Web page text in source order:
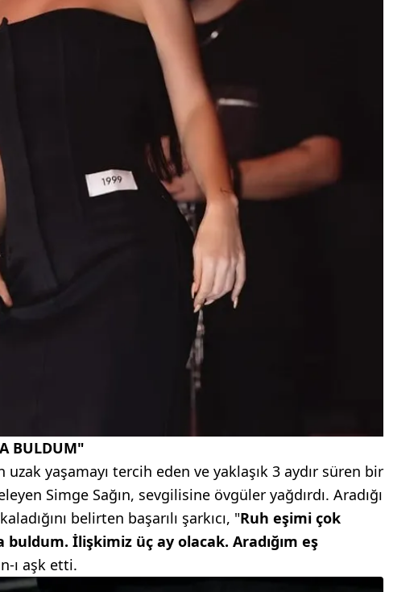
BULDUM"
uzak yaşamayı tercih eden ve yaklaşık 3 aydır süren bir
Simge Sağın, sevgilisine övgüler yağdırdı. Aradığı
belirten başarılı şarkıcı, "Ruh eşimi çok
buldum. İlişkimiz üç ay olacak. Aradığım eş
ı aşk etti.